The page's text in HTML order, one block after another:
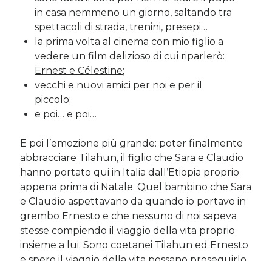
in casa nemmeno un giorno, saltando tra
spettacoli di strada, trenini, presepi…
la prima volta al cinema con mio figlio a
vedere un film delizioso di cui riparlerò:
Ernest e Célestine;
vecchi e nuovi amici per noi e per il
piccolo;
e poi… e poi…
E poi l’emozione più grande: poter finalmente
abbracciare Tilahun, il figlio che Sara e Claudio
hanno portato qui in Italia dall’Etiopia proprio
appena prima di Natale. Quel bambino che Sara
e Claudio aspettavano da quando io portavo in
grembo Ernesto e che nessuno di noi sapeva
stesse compiendo il viaggio della vita proprio
insieme a lui. Sono coetanei Tilahun ed Ernesto